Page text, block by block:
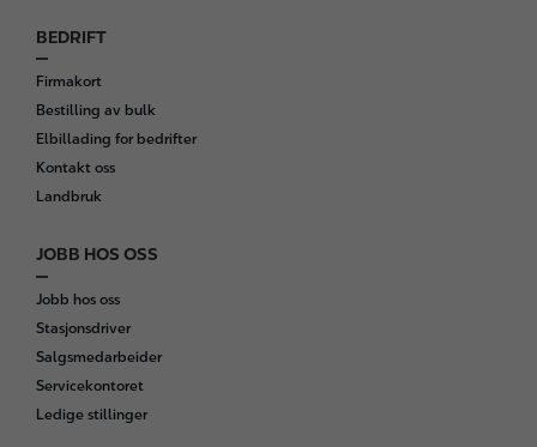
BEDRIFT
Firmakort
Bestilling av bulk
Elbillading for bedrifter
Kontakt oss
Landbruk
JOBB HOS OSS
Jobb hos oss
Stasjonsdriver
Salgsmedarbeider
Servicekontoret
Ledige stillinger